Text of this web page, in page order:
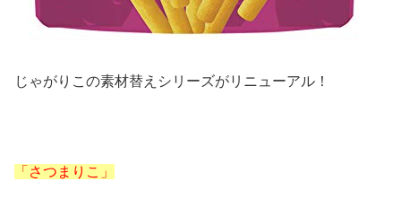
じゃがりこの素材替えシリーズがリニューアル！
「さつまりこ」